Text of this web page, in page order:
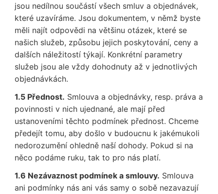
jsou nedílnou součástí všech smluv a objednávek,
které uzavíráme. Jsou dokumentem, v němž byste
měli najít odpovědi na většinu otázek, které se
našich služeb, způsobu jejich poskytování, ceny a
dalších náležitostí týkají. Konkrétní parametry
služeb jsou ale vždy dohodnuty až v jednotlivých
objednávkách.
1.5 Přednost. Smlouva a objednávky, resp. práva a
povinnosti v nich ujednané, ale mají před
ustanoveními těchto podmínek přednost. Chceme
předejít tomu, aby došlo v budoucnu k jakémukoli
nedorozumění ohledně naší dohody. Pokud si na
něco podáme ruku, tak to pro nás platí.
1.6 Nezávaznost podmínek a smlouvy. Smlouva
ani podmínky nás ani vás samy o sobě nezavazují